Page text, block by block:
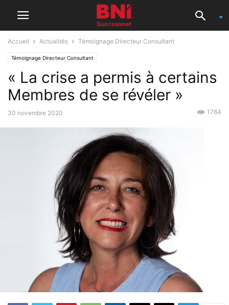
Accueil Actualités Témoignage Directeur Consultant
Témoignage Directeur Consultant
« La crise a permis à certains
Membres de se révéler »
30 novembre 2020 1764